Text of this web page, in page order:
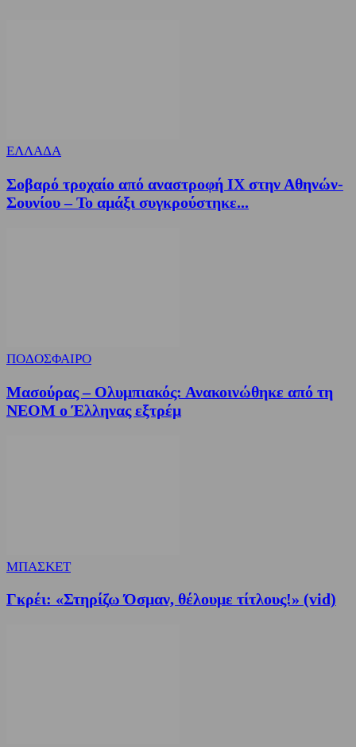
ΕΛΛΑΔΑ
Σοβαρό τροχαίο από αναστροφή ΙΧ στην Αθηνών-
Σουνίου – Το αμάξι συγκρούστηκε...
ΠΟΔΟΣΦΑΙΡΟ
Μασούρας – Ολυμπιακός: Ανακοινώθηκε από τη
ΝΕΟΜ ο Έλληνας εξτρέμ
ΜΠΑΣΚΕΤ
Γκρέι: «Στηρίζω Όσμαν, θέλουμε τίτλους!» (vid)